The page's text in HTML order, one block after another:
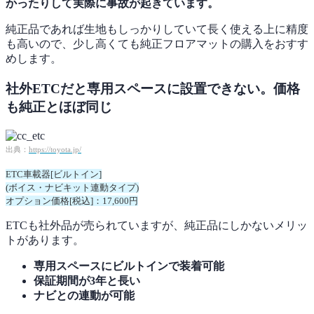
かったりして実際に事故が起きています。
純正品であれば生地もしっかりしていて長く使える上に精度
も高いので、少し高くても純正フロアマットの購入をおすす
めします。
社外ETCだと専用スペースに設置できない。価格
も純正とほぼ同じ
出典： https://toyota.jp/
ETC車載器[ビルトイン]
(ボイス・ナビキット連動タイプ)
オプション価格[税込]：17,600円
ETCも社外品が売られていますが、純正品にしかないメリッ
トがあります。
専用スペースにビルトインで装着可能
保証期間が3年と長い
ナビとの連動が可能